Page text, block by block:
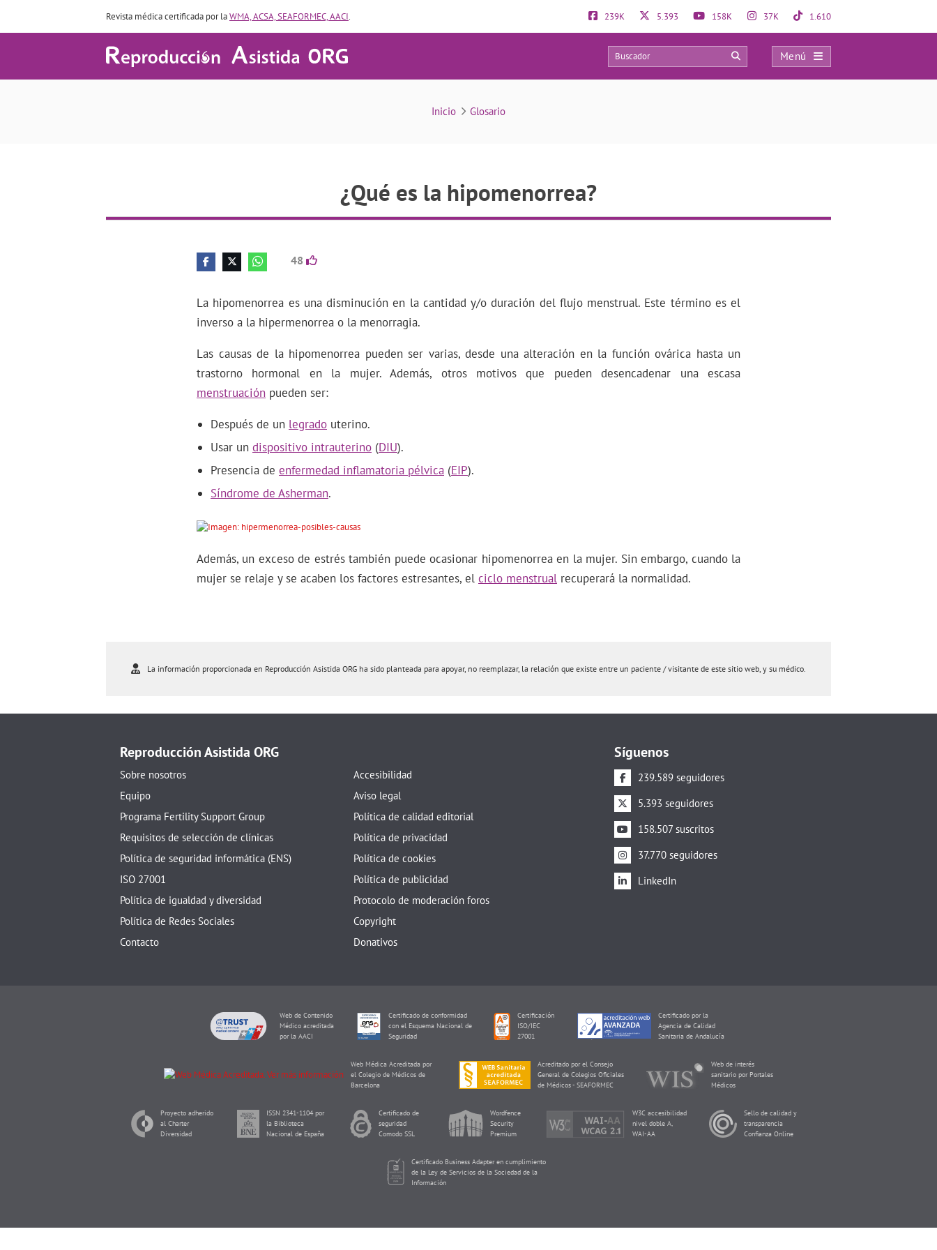
Revista médica certificada por laWMA, ACSA, SEAFORMEC, AACI. 239K 5.393 158K 37K 1.610
Menú
¿Qué es la hipomenorrea?
48 0
Inicio Glosario
¿Qué es la hipomenorrea?
48
La hipomenorrea es una disminución en la cantidad y/o duración del flujo menstrual. Este término es el
inverso a la hipermenorrea o la menorragia.
Las causas de la hipomenorrea pueden ser varias, desde una alteración en la función ovárica hasta un
trastorno hormonal en la mujer. Además, otros motivos que pueden desencadenar una escasa
menstruación pueden ser:
Después de un legrado uterino.
Usar un dispositivo intrauterino (DIU).
Presencia de enfermedad inflamatoria pélvica (EIP).
Síndrome de Asherman.
Además, un exceso de estrés también puede ocasionar hipomenorrea en la mujer. Sin embargo, cuando la
mujer se relaje y se acaben los factores estresantes, el ciclo menstrual recuperará la normalidad.
La información proporcionada en Reproducción Asistida ORG ha sido planteada para apoyar, no reemplazar, la relación que existe entre un paciente / visitante de este sitio web, y su médico.
Reproducción Asistida ORG
Sobre nosotros
Equipo
Programa Fertility Support Group
Requisitos de selección de clínicas
Política de seguridad informática (ENS)
ISO 27001
Política de igualdad y diversidad
Política de Redes Sociales
Contacto
Accesibilidad
Aviso legal
Política de calidad editorial
Política de privacidad
Política de cookies
Política de publicidad
Protocolo de moderación foros
Copyright
Donativos
Síguenos
239.589 seguidores
5.393 seguidores
158.507 suscritos
37.770 seguidores
LinkedIn
Web de Contenido
Médico acreditada
por la AACI
Certificado de conformidad
con el Esquema Nacional de
Seguridad
Certificación
ISO/IEC
27001
Certificado por la
Agencia de Calidad
Sanitaria de Andalucía
Web Médica Acreditada por
el Colegio de Médicos de
Barcelona
Acreditado por el Consejo
General de Colegios Oficiales
de Médicos - SEAFORMEC
Web de interés
sanitario por Portales
Médicos
Proyecto adherido
al Charter
Diversidad
ISSN 2341-1104 por
la Biblioteca
Nacional de España
Certificado de
seguridad
Comodo SSL
Wordfence
Security
Premium
W3C accesibilidad
nivel doble A,
WAI-AA
Sello de calidad y
transparencia
Confianza Online
Certificado Business Adapter en cumplimiento
de la Ley de Servicios de la Sociedad de la
Información